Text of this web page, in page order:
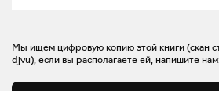
Мы ищем цифровую копию этой книги (скан
djvu), если вы располагаете ей, напишите